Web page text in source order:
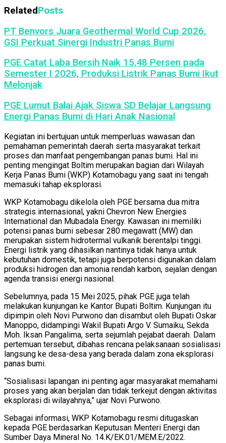
RelatedPosts
PT Benvors Juara Geothermal World Cup 2026,
GSI Perkuat Sinergi Industri Panas Bumi
PGE Catat Laba Bersih Naik 15,48 Persen pada
Semester I 2026, Produksi Listrik Panas Bumi Ikut
Melonjak
PGE Lumut Balai Ajak Siswa SD Belajar Langsung
Energi Panas Bumi di Hari Anak Nasional
Kegiatan ini bertujuan untuk memperluas wawasan dan
pemahaman pemerintah daerah serta masyarakat terkait
proses dan manfaat pengembangan panas bumi. Hal ini
penting mengingat Boltim merupakan bagian dari Wilayah
Kerja Panas Bumi (WKP) Kotamobagu yang saat ini tengah
memasuki tahap eksplorasi.
WKP Kotamobagu dikelola oleh PGE bersama dua mitra
strategis internasional, yakni Chevron New Energies
International dan Mubadala Energy. Kawasan ini memiliki
potensi panas bumi sebesar 280 megawatt (MW) dan
merupakan sistem hidrotermal vulkanik berentalpi tinggi.
Energi listrik yang dihasilkan nantinya tidak hanya untuk
kebutuhan domestik, tetapi juga berpotensi digunakan dalam
produksi hidrogen dan amonia rendah karbon, sejalan dengan
agenda transisi energi nasional.
Sebelumnya, pada 15 Mei 2025, pihak PGE juga telah
melakukan kunjungan ke Kantor Bupati Boltim. Kunjungan itu
dipimpin oleh Novi Purwono dan disambut oleh Bupati Oskar
Manoppo, didampingi Wakil Bupati Argo V. Sumaiku, Sekda
Moh. Iksan Pangalima, serta sejumlah pejabat daerah. Dalam
pertemuan tersebut, dibahas rencana pelaksanaan sosialisasi
langsung ke desa-desa yang berada dalam zona eksplorasi
panas bumi.
“Sosialisasi lapangan ini penting agar masyarakat memahami
proses yang akan berjalan dan tidak terkejut dengan aktivitas
eksplorasi di wilayahnya,” ujar Novi Purwono.
Sebagai informasi, WKP Kotamobagu resmi ditugaskan
kepada PGE berdasarkan Keputusan Menteri Energi dan
Sumber Daya Mineral No. 14.K/EK.01/MEM.E/2022.